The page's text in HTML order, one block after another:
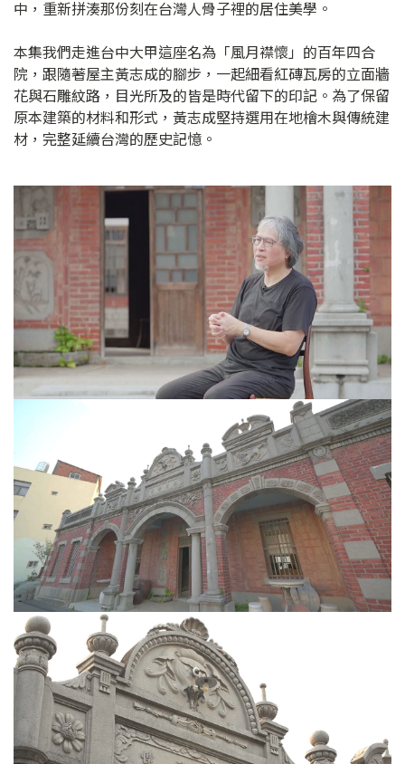
中，重新拼湊那份刻在台灣人骨子裡的居住美學。
本集我們走進台中大甲這座名為「風月襟懷」的百年四合
院，跟隨著屋主黃志成的腳步，一起細看紅磚瓦房的立面牆
花與石雕紋路，目光所及的皆是時代留下的印記。為了保留
原本建築的材料和形式，黃志成堅持選用在地檜木與傳統建
材，完整延續台灣的歷史記憶。